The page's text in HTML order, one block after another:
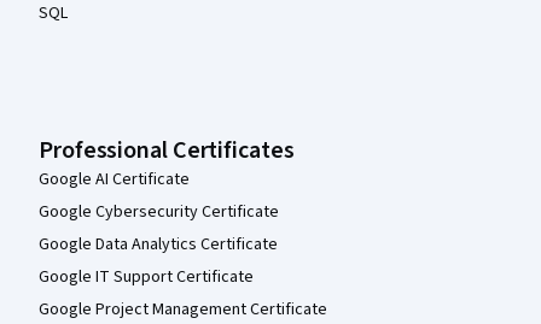
SQL
Professional Certificates
Google AI Certificate
Google Cybersecurity Certificate
Google Data Analytics Certificate
Google IT Support Certificate
Google Project Management Certificate